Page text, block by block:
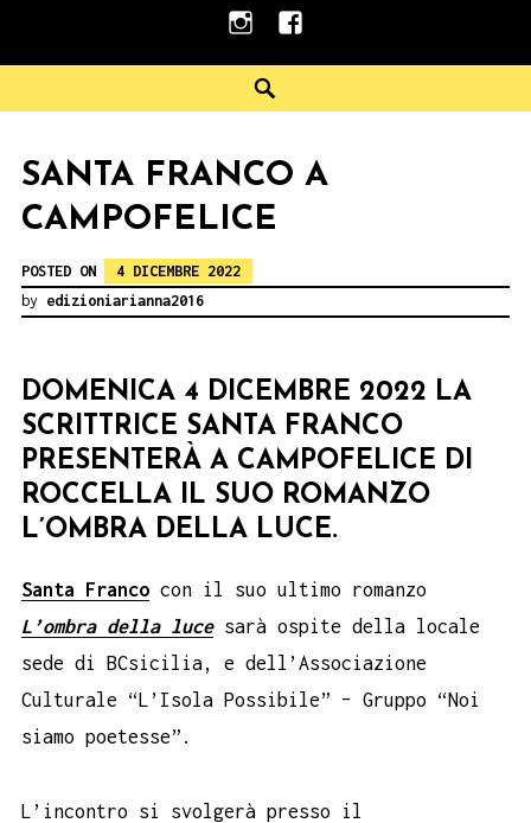
instagramfacebook
SANTA FRANCO A
CAMPOFELICE
POSTED ON
4 DICEMBRE 2022
by edizioniarianna2016
DOMENICA 4 DICEMBRE 2022 LA
SCRITTRICE SANTA FRANCO
PRESENTERÀ A CAMPOFELICE DI
ROCCELLA IL SUO ROMANZO
L’OMBRA DELLA LUCE.
Santa Franco con il suo ultimo romanzo
L’ombra della lucesarà ospite della locale
sede di BCsicilia, e dell’Associazione
Culturale “L’Isola Possibile” – Gruppo “Noi
siamo poetesse”.
L’incontro si svolgerà presso il